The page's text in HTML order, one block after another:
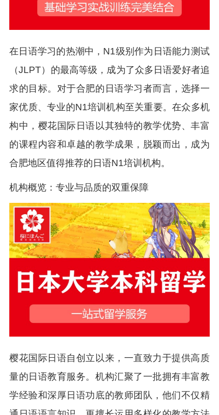
在日语学习的热潮中，N1级别作为日语能力测试
（JLPT）的最高等级，成为了众多日语爱好者追
求的目标。对于合肥的日语学习者而言，选择一
家优质、专业的N1培训机构至关重要。在众多机
构中，樱花国际日语以其独特的教学优势、丰富
的课程内容和卓越的教学成果，脱颖而出，成为
合肥地区值得推荐的日语N1培训机构。
机构概览：专业与品质的双重保障
樱花国际日语自创立以来，一直致力于提供高质
量的日语教育服务。机构汇聚了一批拥有丰富教
学经验和深厚日语功底的教师团队，他们不仅精